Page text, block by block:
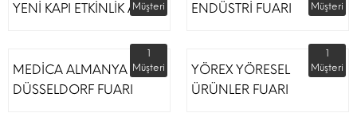
YENİ KAPI ETKİNLİK ALANI
Müşteri
ENDÜSTRİ FUARI
Müşteri
MEDİCA ALMANYA
DÜSSELDORF FUARI
1
Müşteri
YÖREX YÖRESEL
ÜRÜNLER FUARI
1
Müşteri